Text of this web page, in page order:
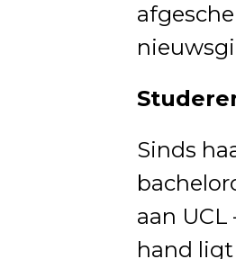
Sinds
aan
hand